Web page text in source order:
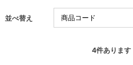
並べ替え
4件あります